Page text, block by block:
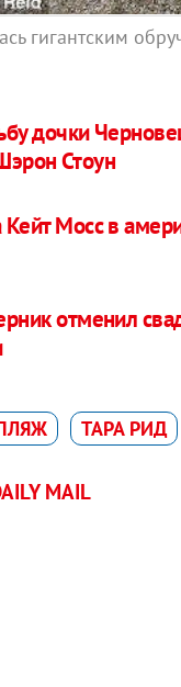
гигантским
дочки
Стоун
Кейт Мосс в
отменил
ТАРА РИД
MAIL